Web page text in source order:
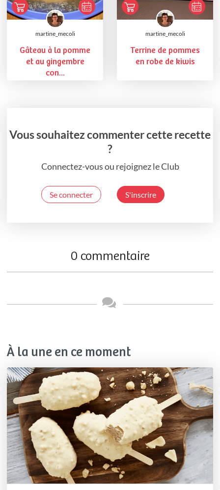
martine_mecoli
Gâteau à la pomme
et au gingembre
con...
martine_mecoli
Terrine de pommes
en robe de kiwis
Vous souhaitez commenter cette recette
?
Connectez-vous ou rejoignez le Club
Se connecter S'inscrire
0 commentaire
À la une en ce moment